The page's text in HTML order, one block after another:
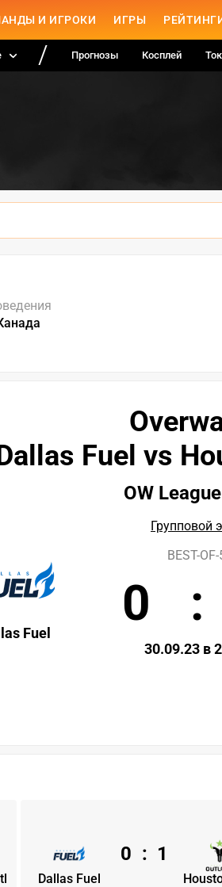
И ИГРОКИ ИГРЫ
Прогнозы Косплей
Fuel vs
OW
Групповой
Fuel
BEST-
0 :
30.09.23 в
Dallas Fuel
0 : 1